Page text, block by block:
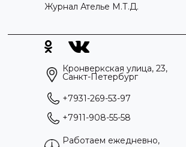
+7931-269-53-97
+7911-908-55-58
Работаем ежедневно,
Кронверкская улица, 23,
Санкт-Петербург
Журнал Ателье М.Т.Д.